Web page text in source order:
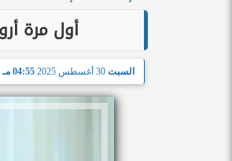
أول مرة
السبت 30 أغسطس 2025 04:55 مـ